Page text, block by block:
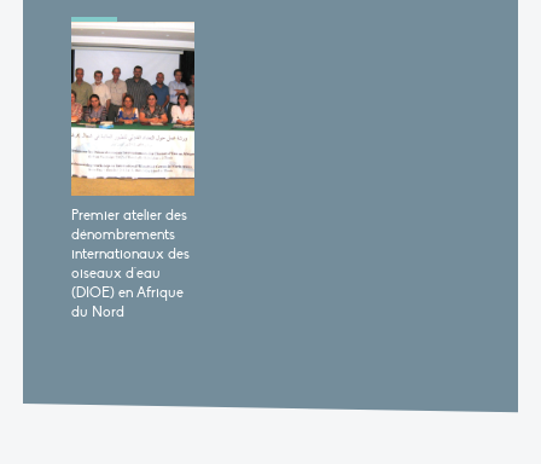
Premier atelier des
dénombrements
internationaux des
oiseaux d'eau
(DIOE) en Afrique
du Nord